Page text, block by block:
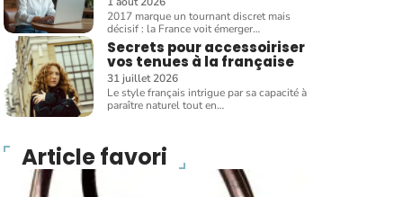
2017 marque un tournant discret mais
décisif : la France voit émerger…
Secrets pour accessoiriser
vos tenues à la française
31 juillet 2026
Le style français intrigue par sa capacité à
paraître naturel tout en…
Article favori